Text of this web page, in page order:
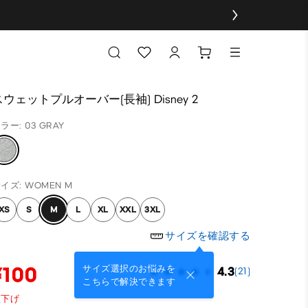
ウェットプルオーバー(長袖) Disney 2
ー: 03 GRAY
ズ: WOMEN M
S M L XL XXL 3XL
サイズを確認する
サイズ選択のお悩みを
こちらで解決できます
4.3(21)
げ